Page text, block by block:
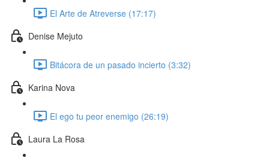
El Arte de Atreverse (17:17)
Denise Mejuto
Bitácora de un pasado incierto (3:32)
Karina Nova
El ego tu peor enemigo (26:19)
Laura La Rosa